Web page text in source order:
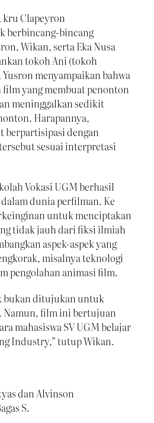
kru Clapeyron
berbincang-bincang
Wikan, serta Eka Nusa
tokoh Ani (tokoh
menyampaikan bahwa
yang membuat penonton
meninggalkan sedikit
Harapannya,
dengan
sesuai interpretasi
Vokasi UGM berhasil
dunia perfilman. Ke
untuk menciptakan
tidak jauh dari fiksi ilmiah
aspek-aspek yang
misalnya teknologi
pengolahan animasi film.
bukan ditujukan untuk
Namun, film ini bertujuan
mahasiswa SV UGM belajar
Industry,” tutup Wikan.
dan Alvinson
S.